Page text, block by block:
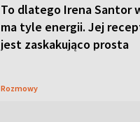
To dlatego Irena Santor
ma tyle energii. Jej
jest zaskakująco prosta
Rozmowy